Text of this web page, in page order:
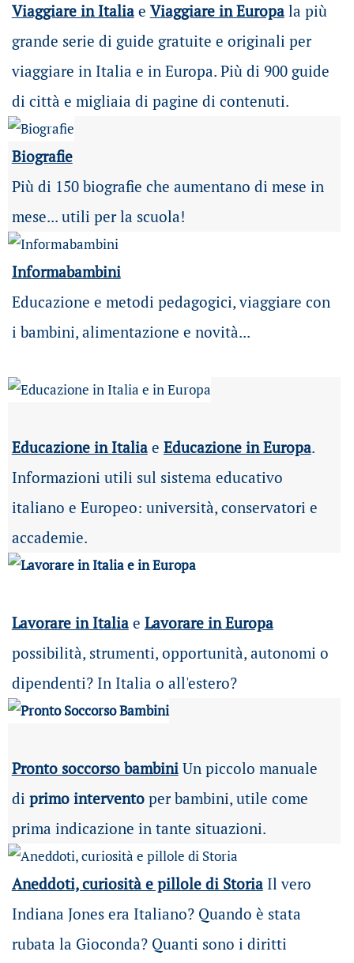
Viaggiare in Italiae Viaggiare in Europala più
grande serie di guide gratuite e originali per
viaggiare in Italia e in Europa. Più di 900 guide
di città e migliaia di pagine di contenuti.
Biografie
Più di 150 biografie che aumentano di mese in
mese... utili per la scuola!
Informabambini
Educazione e metodi pedagogici, viaggiare con
i bambini, alimentazione e novità...
Educazione in Italiae Educazione in Europa.
Informazioni utili sul sistema educativo
italiano e Europeo: università, conservatori e
accademie.
Lavorare in Italia e Lavorare in Europa
possibilità, strumenti, opportunità, autonomi o
dipendenti? In Italia o all'estero?
Pronto soccorso bambiniUn piccolo manuale
di primo interventoper bambini, utile come
prima indicazione in tante situazioni.
Aneddoti, curiosità e pillole di Storia Il vero
Indiana Jones era Italiano? Quando è stata
rubata la Gioconda? Quanti sono i diritti